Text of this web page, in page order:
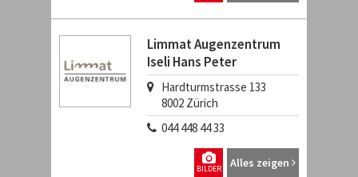
Limmat Augenzentrum
Iseli Hans Peter
Hardturmstrasse 133
8002 Zürich
044 448 44 33
Alles zeigen
BILDER